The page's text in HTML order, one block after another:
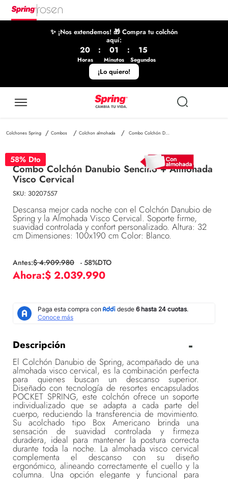
✨ ¡Nos extendemos! 🎁 Compra tu colchón
aquí:
20
Horas
: 01
Minutos
: 15
Segundos
¡Lo quiero!
Combos Colchon almohada Combo Colchón Danubio Sencillo + Almohada Visco Cervical
58% Dto
Combo Colchón Danubio Sencillo + Almohada
Visco Cervical
SKU: 30207557
Descansa mejor cada noche con el Colchón Danubio de
Spring y la Almohada Visco Cervical. Soporte firme,
suavidad controlada y confort personalizado. Altura: 32
cm Dimensiones: 100x190 cm Color: Blanco.
$ 4.909.980 - 58%DTO
$ 2.039.990
Descripción
El Colchón Danubio de Spring, acompañado de una
almohada visco cervical, es la combinación perfecta
para quienes buscan un descanso superior.
Diseñado con tecnología de resortes encapsulados
POCKET SPRING, este colchón ofrece un soporte
individualizado que se adapta a cada parte del
cuerpo, reduciendo la transferencia de movimiento.
Su acolchado tipo Box Americano brinda una
sensación de suavidad controlada y firmeza
duradera, ideal para mantener la postura correcta
durante toda la noche. La almohada visco cervical
complementa el descanso con su diseño
ergonómico, alineando correctamente el cuello y la
columna. Una opción elegante y funcional para